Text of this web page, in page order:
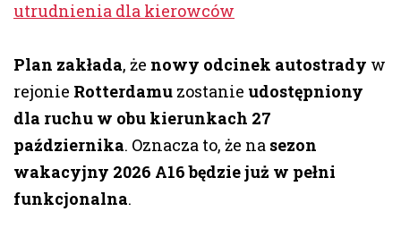
utrudnienia dla kierowców
Plan zakłada, że nowy odcinek autostrady w
rejonie Rotterdamu zostanie udostępniony
dla ruchu w obu kierunkach 27
października. Oznacza to, że na sezon
wakacyjny 2026 A16 będzie już w pełni
funkcjonalna.